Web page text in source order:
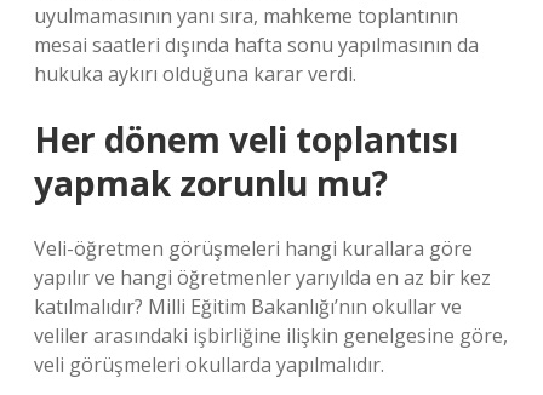
uyulmamasının yanı sıra, mahkeme toplantının
mesai saatleri dışında hafta sonu yapılmasının da
hukuka aykırı olduğuna karar verdi.
Her dönem veli toplantısı
yapmak zorunlu mu?
Veli-öğretmen görüşmeleri hangi kurallara göre
yapılır ve hangi öğretmenler yarıyılda en az bir kez
katılmalıdır? Milli Eğitim Bakanlığı’nın okullar ve
veliler arasındaki işbirliğine ilişkin genelgesine göre,
veli görüşmeleri okullarda yapılmalıdır.